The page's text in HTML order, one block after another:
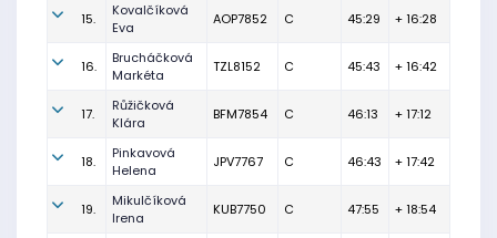
15.
Kovalčíková
Eva
AOP7852 C 45:29 + 16:28
16.
Brucháčková
Markéta
TZL8152 C 45:43 + 16:42
17.
Růžičková
Klára
BFM7854 C 46:13 + 17:12
18.
Pinkavová
Helena
JPV7767 C 46:43 + 17:42
19.
Mikulčíková
Irena
KUB7750 C 47:55 + 18:54